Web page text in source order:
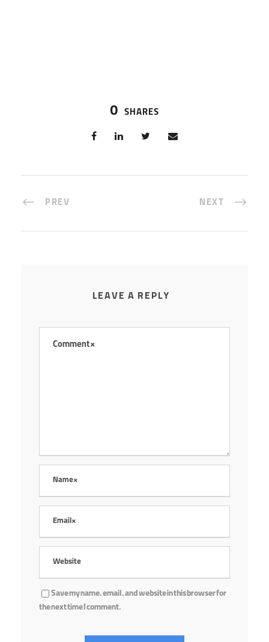
0 SHARES
PREV NEXT
LEAVE A REPLY
Save my name, email, and website in this browser for
the next time I comment.